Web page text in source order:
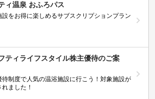
ィ温泉 おふろパス
設をお得に楽しめるサブスクリプションプラン
フティライフスタイル株主優待のご案
待制度で人気の温浴施設に行こう！対象施設が
ました！